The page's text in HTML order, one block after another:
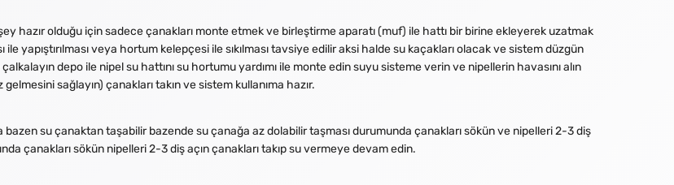
hazır olduğu için sadece çanakları monte etmek ve birleştirme aparatı (muf) ile hattı bir birine ekleyerek uzatmak
yapıştırılması veya hortum kelepçesi ile sıkılması tavsiye edilir aksi halde su kaçakları olacak ve sistem düzgün
depo ile nipel su hattını su hortumu yardımı ile monte edin suyu sisteme verin ve nipellerin havasını alın
sağlayın) çanakları takın ve sistem kullanıma hazır.
su çanaktan taşabilir bazende su çanağa az dolabilir taşması durumunda çanakları sökün ve nipelleri 2-3 diş
çanakları sökün nipelleri 2-3 diş açın çanakları takıp su vermeye devam edin.